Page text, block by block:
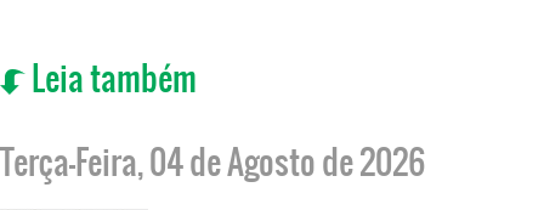
Leia também
Terça-Feira, 04 de Agosto de 2026